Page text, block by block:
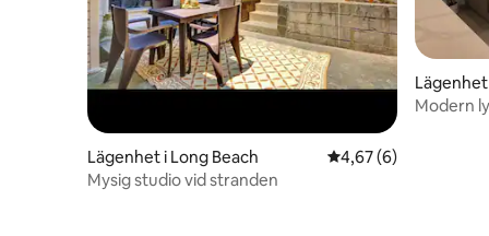
Lägenhet i Long Beach 4,67 av 5 i
4,67 (6)
Mysig studio vid stranden
Modern